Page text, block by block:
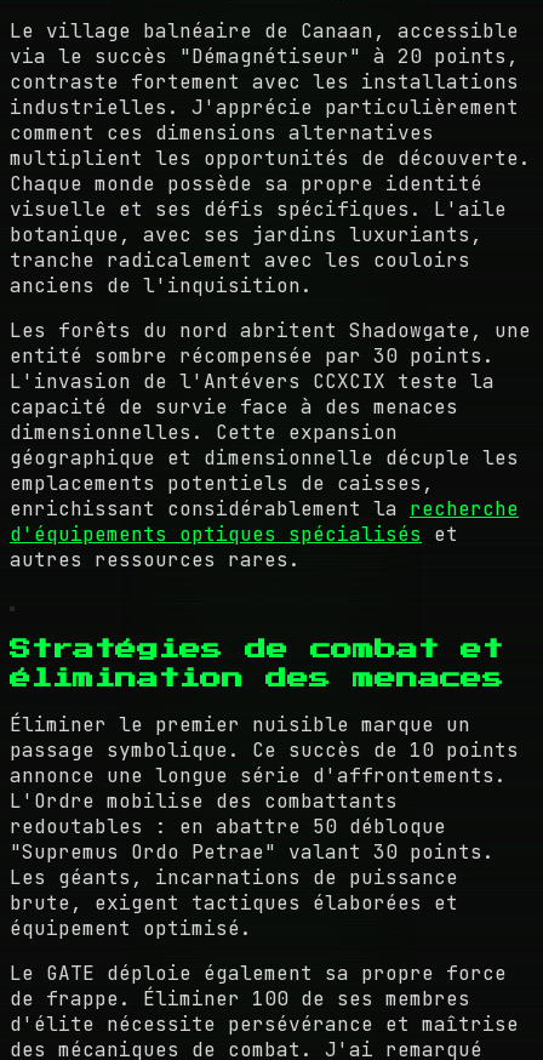
Le village balnéaire de Canaan, accessible
via le succès "Démagnétiseur" à 20 points,
contraste fortement avec les installations
industrielles. J'apprécie particulièrement
comment ces dimensions alternatives
multiplient les opportunités de découverte.
Chaque monde possède sa propre identité
visuelle et ses défis spécifiques. L'aile
botanique, avec ses jardins luxuriants,
tranche radicalement avec les couloirs
anciens de l'inquisition.
Les forêts du nord abritent Shadowgate, une
entité sombre récompensée par 30 points.
L'invasion de l'Antévers CCXCIX teste la
capacité de survie face à des menaces
dimensionnelles. Cette expansion
géographique et dimensionnelle décuple les
emplacements potentiels de caisses,
enrichissant considérablement la recherche
d'équipements optiques spécialisés et
autres ressources rares.
Stratégies de combat et
élimination des menaces
Éliminer le premier nuisible marque un
passage symbolique. Ce succès de 10 points
annonce une longue série d'affrontements.
L'Ordre mobilise des combattants
redoutables : en abattre 50 débloque
"Supremus Ordo Petrae" valant 30 points.
Les géants, incarnations de puissance
brute, exigent tactiques élaborées et
équipement optimisé.
Le GATE déploie également sa propre force
de frappe. Éliminer 100 de ses membres
d'élite nécessite persévérance et maîtrise
des mécaniques de combat. J'ai remarqué